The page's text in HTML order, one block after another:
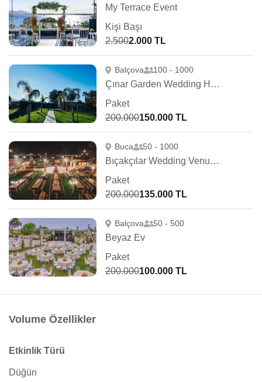
My Terrace Event
Kişi Başı
2.5002.000 TL
Balçova 100 - 1000
Çınar Garden Wedding House & Event
Paket
200.000150.000 TL
Buca 50 - 1000
Bıçakçılar Wedding Venue - İzmir
Paket
200.000135.000 TL
Balçova 50 - 500
Beyaz Ev
Paket
200.000100.000 TL
Volume Özellikler
Etkinlik Türü
Düğün